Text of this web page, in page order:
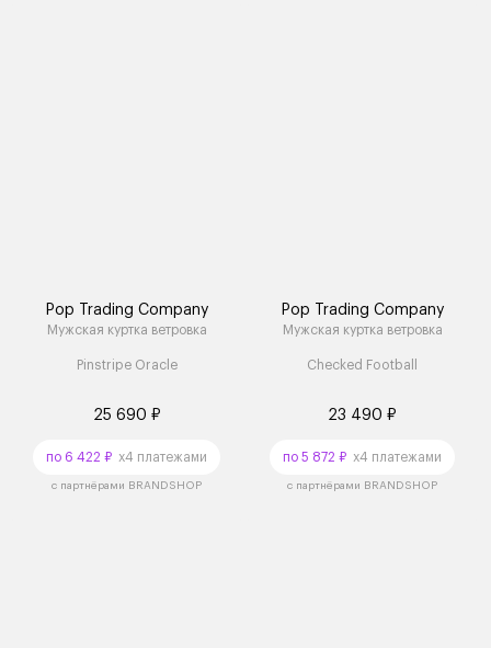
Pop Trading Company
Мужская куртка ветровка
Pinstripe Oracle
25 690 ₽
по 6 422 ₽ x4 платежами
с партнёрами BRANDSHOP
Pop Trading Company
Мужская куртка ветровка
Checked Football
23 490 ₽
по 5 872 ₽ x4 платежами
с партнёрами BRANDSHOP